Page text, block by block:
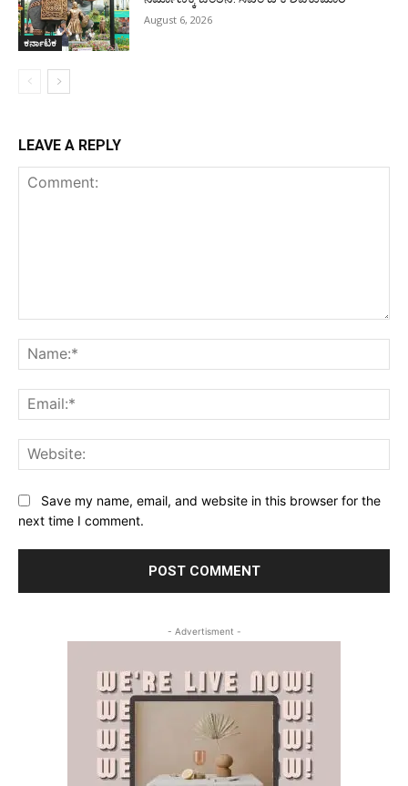
ಕರ್ನಾಟಕ
August 6, 2026
LEAVE A REPLY
Save my name, email, and website in this browser for the
next time I comment.
- Advertisment -